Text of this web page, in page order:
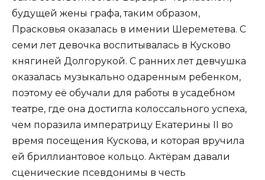
будущей жены графа, таким образом,
Прасковья оказалась в имении Шереметева. С
семи лет девочка воспитывалась в Кусково
княгиней Долгорукой. С ранних лет девчушка
оказалась музыкально одаренным ребенком,
поэтому её обучали для работы в усадебном
театре, где она достигла колоссального успеха,
чем поразила императрицу Екатерины II во
время посещения Кускова, и которая вручила
ей бриллиантовое кольцо. Актёрам давали
сценические псевдонимы в честь